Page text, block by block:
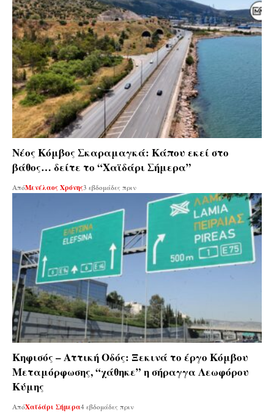
Νέος Κόμβος Σκαραμαγκά: Κάπου εκεί στο
βάθος… δείτε το “Χαϊδάρι Σήμερα”
ΑπόΜενέλαος Χρόνης3 εβδομάδες πριν
Κηφισός – Αττική Οδός: Ξεκινά το έργο Κόμβου
Μεταμόρφωσης, “χάθηκε” η σήραγγα Λεωφόρου
Κύμης
ΑπόΧαϊδάρι Σήμερα4 εβδομάδες πριν